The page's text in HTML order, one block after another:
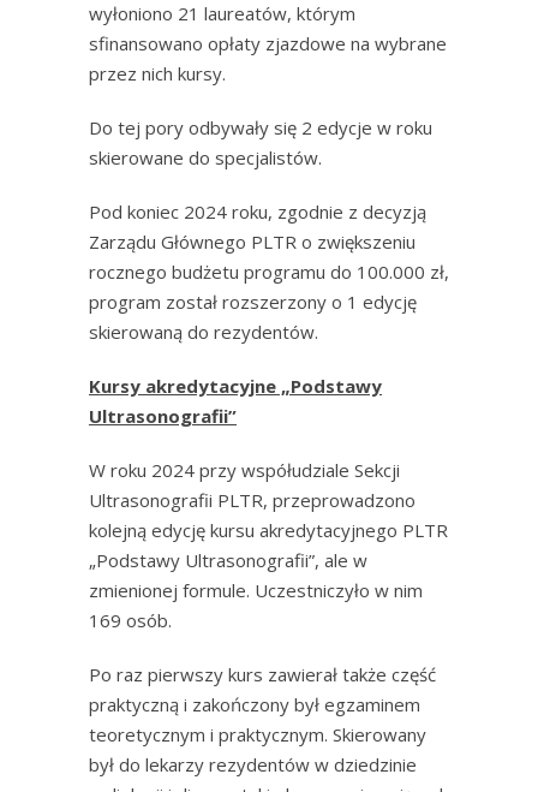
wyłoniono 21 laureatów, którym
sfinansowano opłaty zjazdowe na wybrane
przez nich kursy.
Do tej pory odbywały się 2 edycje w roku
skierowane do specjalistów.
Pod koniec 2024 roku, zgodnie z decyzją
Zarządu Głównego PLTR o zwiększeniu
rocznego budżetu programu do 100.000 zł,
program został rozszerzony o 1 edycję
skierowaną do rezydentów.
Kursy akredytacyjne „Podstawy
Ultrasonografii”
W roku 2024 przy współudziale Sekcji
Ultrasonografii PLTR, przeprowadzono
kolejną edycję kursu akredytacyjnego PLTR
„Podstawy Ultrasonografii”, ale w
zmienionej formule. Uczestniczyło w nim
169 osób.
Po raz pierwszy kurs zawierał także część
praktyczną i zakończony był egzaminem
teoretycznym i praktycznym. Skierowany
był do lekarzy rezydentów w dziedzinie